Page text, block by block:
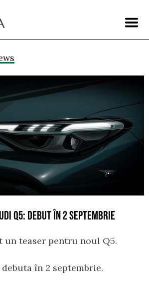
Q5: DEBUT ÎN 2 SEPTEMBRIE
un teaser pentru noul Q5.
în 2 septembrie.